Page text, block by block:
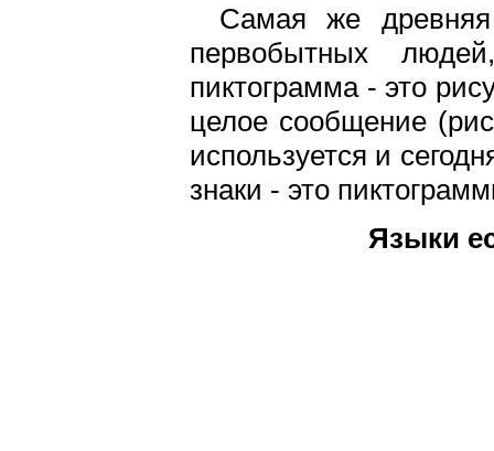
Самая же
первобытных
пиктограмма - это
целое сообщение
используется и
знаки - это
Языки